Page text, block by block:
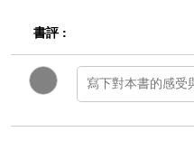
書評 :